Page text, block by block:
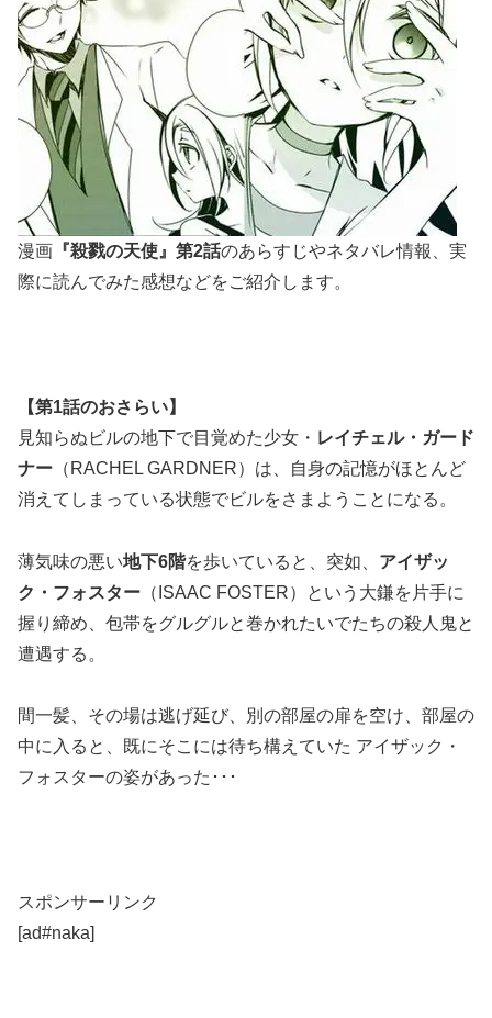
漫画 『殺戮の天使』 第2話のあらすじやネタバレ情報、実
際に読んでみた感想などをご紹介します。
【第1話のおさらい】
見知らぬビルの地下で目覚めた少女・ レイチェル・ガード
ナー （RACHEL GARDNER）は、自身の記憶がほとんど
消えてしまっている状態でビルをさまようことになる。
薄気味の悪い地下6階を歩いていると、突如、 アイザッ
ク・フォスター （ISAAC FOSTER）という大鎌を片手に
握り締め、包帯をグルグルと巻かれたいでたちの殺人鬼と
遭遇する。
間一髪、その場は逃げ延び、別の部屋の扉を空け、部屋の
中に入ると、既にそこには待ち構えていた アイザック・
フォスターの姿があった･･･
スポンサーリンク
[ad#naka]